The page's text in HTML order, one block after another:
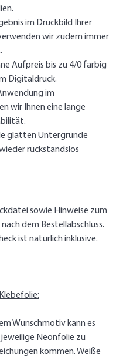
im Druckbild Ihrer
wir zudem immer
Aufpreis bis zu 4/0 farbig
Digitaldruck.
im
wir Ihnen eine lange
glatten Untergründe
rückstandslos
sowie Hinweise zum
dem Bestellabschluss.
ist natürlich inklusive.
Wunschmotiv kann es
Neonfolie zu
kommen. Weiße